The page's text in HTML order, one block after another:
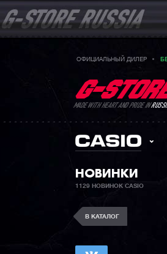
ОФИЦИАЛЬНЫЙ ДИЛЕР
MADE WITH HEART AND PRIDE IN
НОВИНКИ
1129 НОВИНОК CASIO
В КАТАЛОГ